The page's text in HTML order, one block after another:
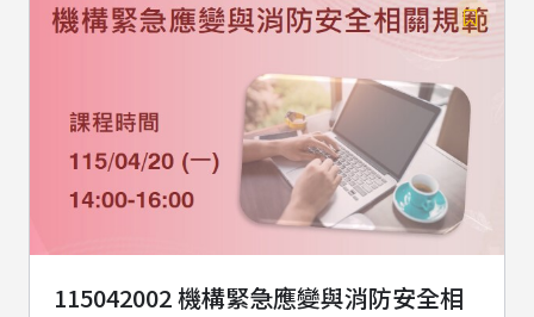
115042002 機構緊急應變與消防安全相